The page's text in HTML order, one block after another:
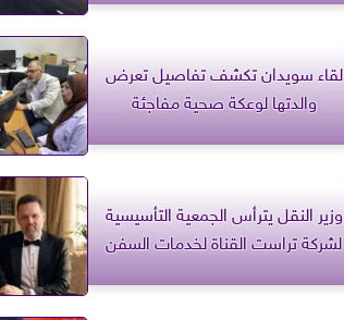
لقاء سويدان تكشف تفاصيل تعرض
والدتها لوعكة صحية مفاجئة
وزير النقل يترأس الجمعية التأسيسية
لشركة تراست القناة لخدمات السفن